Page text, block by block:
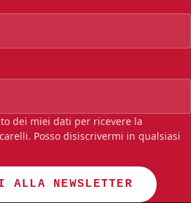
dei miei dati per ricevere la
Posso disiscrivermi in qualsiasi
NEWSLETTER